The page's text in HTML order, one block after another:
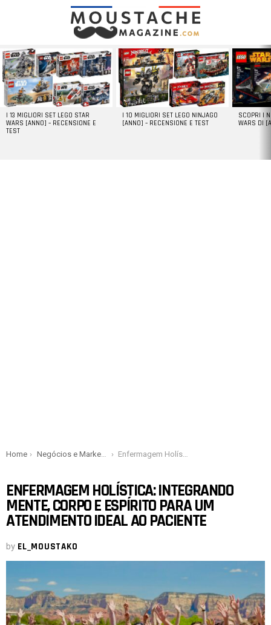
LATEST
STORIES
I 13 MIGLIORI SET LEGO STAR
WARS [ANNO] – RECENSIONE E
TEST
I 10 MIGLIORI SET LEGO NINJAGO
[ANNO] – RECENSIONE E TEST
SCOPRI I
WARS DI
You are here:
Home Negócios e Marketing Enfermagem Holística: Integrando mente, corpo e espírito para um atendimento ideal ao paciente
ENFERMAGEM HOLÍSTICA: INTEGRANDO
MENTE, CORPO E ESPÍRITO PARA UM
ATENDIMENTO IDEAL AO PACIENTE
by EL_MOUSTAKO